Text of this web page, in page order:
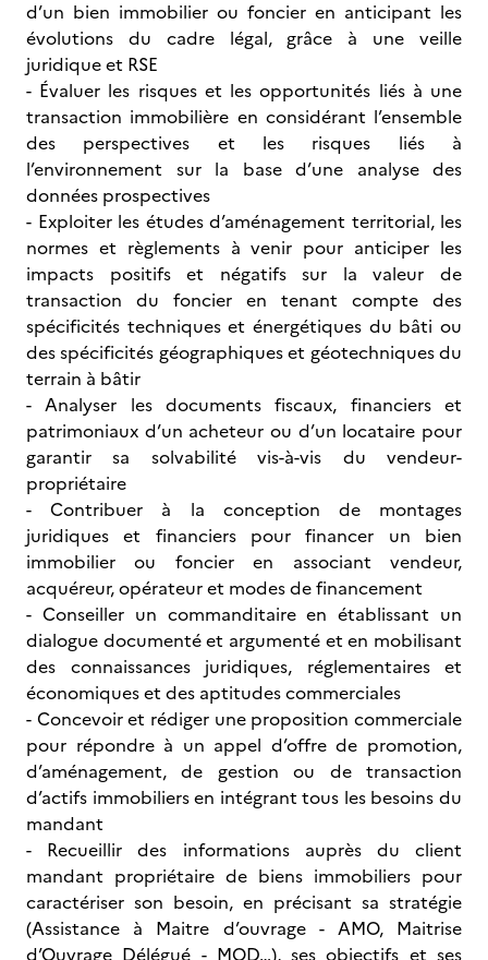
d’un bien immobilier ou foncier en anticipant les
évolutions du cadre légal, grâce à une veille
juridique et RSE
- Évaluer les risques et les opportunités liés à une
transaction immobilière en considérant l’ensemble
des perspectives et les risques liés à
l’environnement sur la base d’une analyse des
données prospectives
- Exploiter les études d’aménagement territorial, les
normes et règlements à venir pour anticiper les
impacts positifs et négatifs sur la valeur de
transaction du foncier en tenant compte des
spécificités techniques et énergétiques du bâti ou
des spécificités géographiques et géotechniques du
terrain à bâtir
- Analyser les documents fiscaux, financiers et
patrimoniaux d’un acheteur ou d’un locataire pour
garantir sa solvabilité vis-à-vis du vendeur-
propriétaire
- Contribuer à la conception de montages
juridiques et financiers pour financer un bien
immobilier ou foncier en associant vendeur,
acquéreur, opérateur et modes de financement
- Conseiller un commanditaire en établissant un
dialogue documenté et argumenté et en mobilisant
des connaissances juridiques, réglementaires et
économiques et des aptitudes commerciales
- Concevoir et rédiger une proposition commerciale
pour répondre à un appel d’offre de promotion,
d’aménagement, de gestion ou de transaction
d’actifs immobiliers en intégrant tous les besoins du
mandant
- Recueillir des informations auprès du client
mandant propriétaire de biens immobiliers pour
caractériser son besoin, en précisant sa stratégie
(Assistance à Maitre d’ouvrage - AMO, Maitrise
d’Ouvrage Délégué - MOD…), ses objectifs et ses